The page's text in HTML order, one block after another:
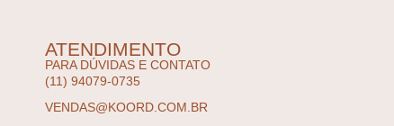
ATENDIMENTO
PARA DÚVIDAS E CONTATO
(11) 94079-0735
VENDAS@KOORD.COM.BR